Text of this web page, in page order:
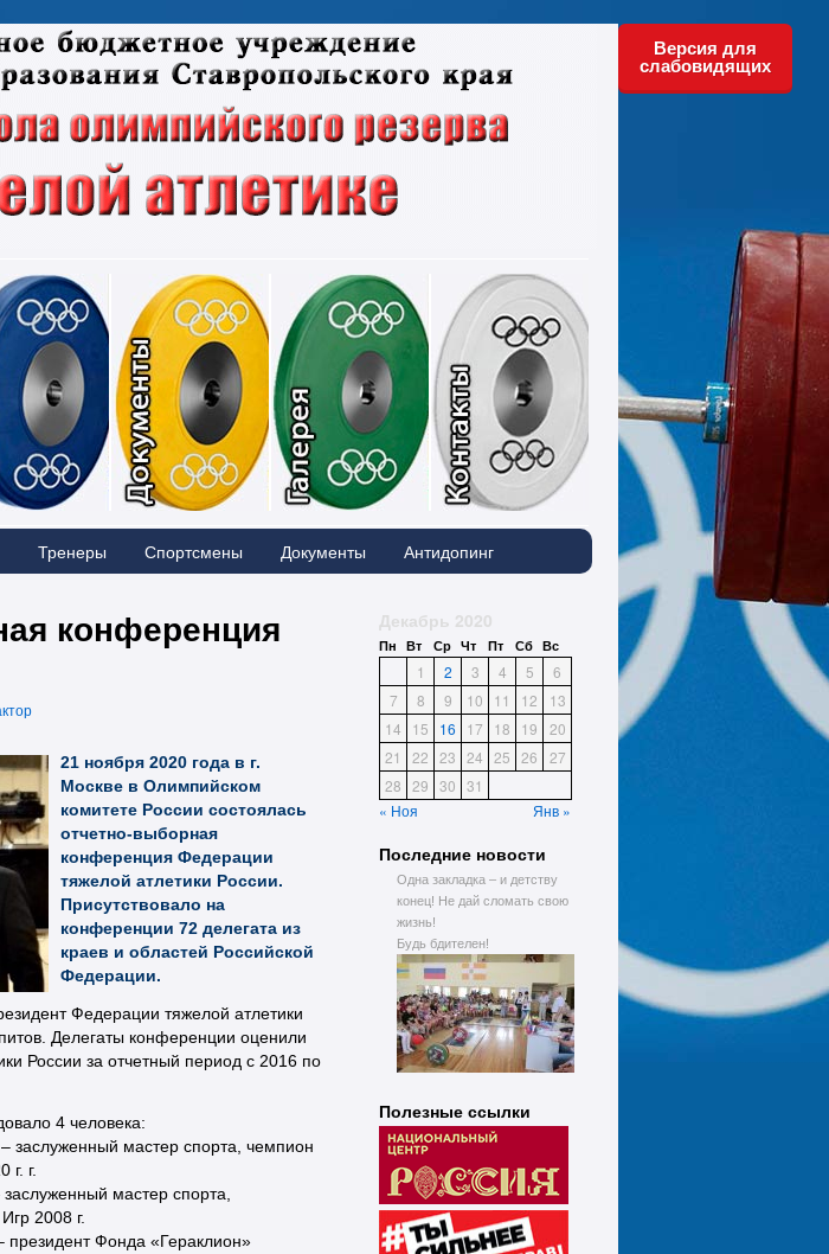
Спортсмены Документы Фотографии
Тренеры Спортсмены Документы Антидопинг
Декабрь 2020
Пн Вт Ср Чт Пт Сб Вс
« Ноя Янв »
1 2 3 4 5
6
7
8 9 10 11 12
13
14
15 16 17 18 19
20
21
22 23 24 25 26
27
28 29 30 31
Последние новости
Одна закладка – и детству
конец! Не дай сломать свою
жизнь!
Будь бдителен!
Полезные ссылки
Версия для
слабовидящих
конференция
21 ноября 2020 года в г.
Москве в Олимпийском
комитете России состоялась
отчетно-выборная
конференция Федерации
тяжелой атлетики России.
Присутствовало на
конференции 72 делегата из
краев и областей Российской
Федерации.
Федерации тяжелой атлетики
Делегаты конференции оценили
России за отчетный период с 2016 по
4 человека:
заслуженный мастер спорта, чемпион
г.
мастер спорта,
2008 г.
Фонда «Гераклион»